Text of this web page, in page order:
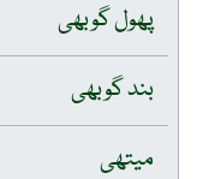
پھول گوبھی
بند گوبھی
میتھی